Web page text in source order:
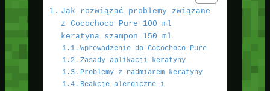
Jak rozwiązać problemy związane
z Cocochoco Pure 100 ml
keratyna szampon 150 ml
Wprowadzenie do Cocochoco Pure
Zasady aplikacji keratyny
Problemy z nadmiarem keratyny
Reakcje alergiczne i